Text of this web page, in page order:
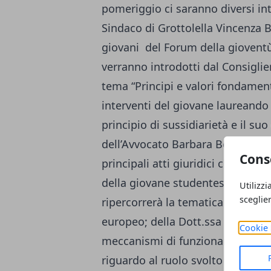
Cookie
pomeriggio ci saranno diversi
Sindaco di Grottolella Vincenza
giovani del Forum della
verranno introdotti dal
tema “Principi e valori
interventi del giovane laureando
principio di sussidiarietà e il
dell’Avvocato Barbara
principali atti giuridici che
della giovane studentessa di
ripercorrerà la tematica relativa
europeo; della Dott.ssa Antonia
meccanismi di funzionamento
riguardo al ruolo svolto dalla